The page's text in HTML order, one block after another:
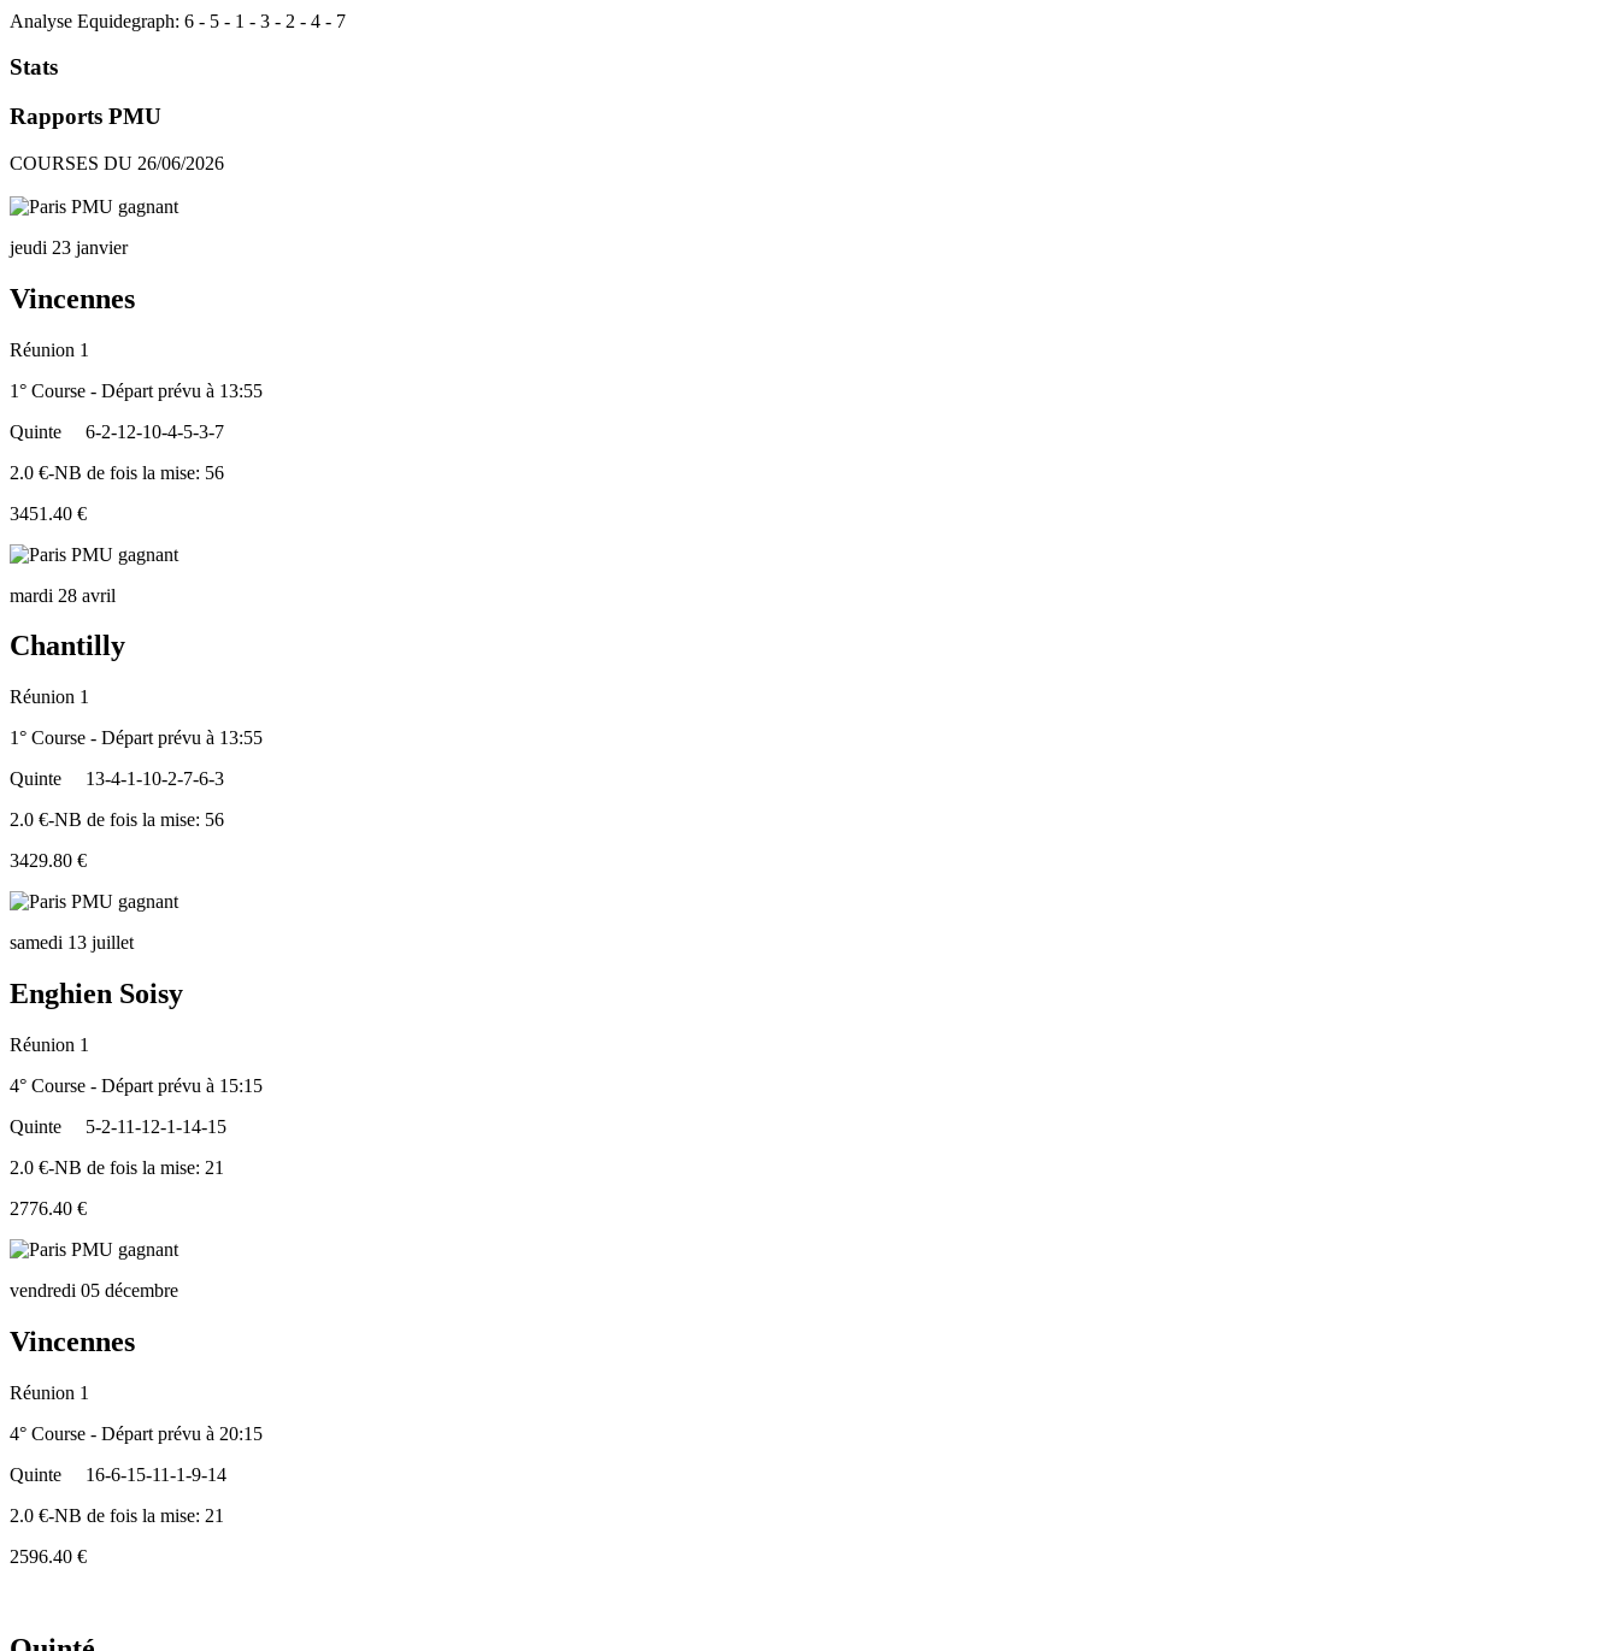
Analyse Equidegraph: 6 - 5 - 1 - 3 - 2 - 4 - 7
Stats
Rapports PMU
COURSES DU 26/06/2026
jeudi 23 janvier
Vincennes
Réunion 1
1° Course - Départ prévu à 13:55
Quinte
6-2-12-10-4-5-3-7
2.0 €-NB de fois la mise: 56
3451.40 €
mardi 28 avril
Chantilly
Réunion 1
1° Course - Départ prévu à 13:55
Quinte
13-4-1-10-2-7-6-3
2.0 €-NB de fois la mise: 56
3429.80 €
samedi 13 juillet
Enghien Soisy
Réunion 1
4° Course - Départ prévu à 15:15
Quinte
5-2-11-12-1-14-15
2.0 €-NB de fois la mise: 21
2776.40 €
vendredi 05 décembre
Vincennes
Réunion 1
4° Course - Départ prévu à 20:15
Quinte
16-6-15-11-1-9-14
2.0 €-NB de fois la mise: 21
2596.40 €